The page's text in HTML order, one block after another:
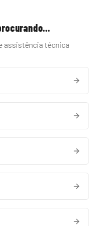
assistência técnica